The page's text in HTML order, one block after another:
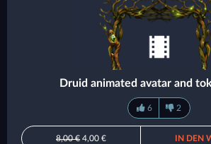
Druid animated avatar and
6 2
8,00 € 4,00 € IN DEN